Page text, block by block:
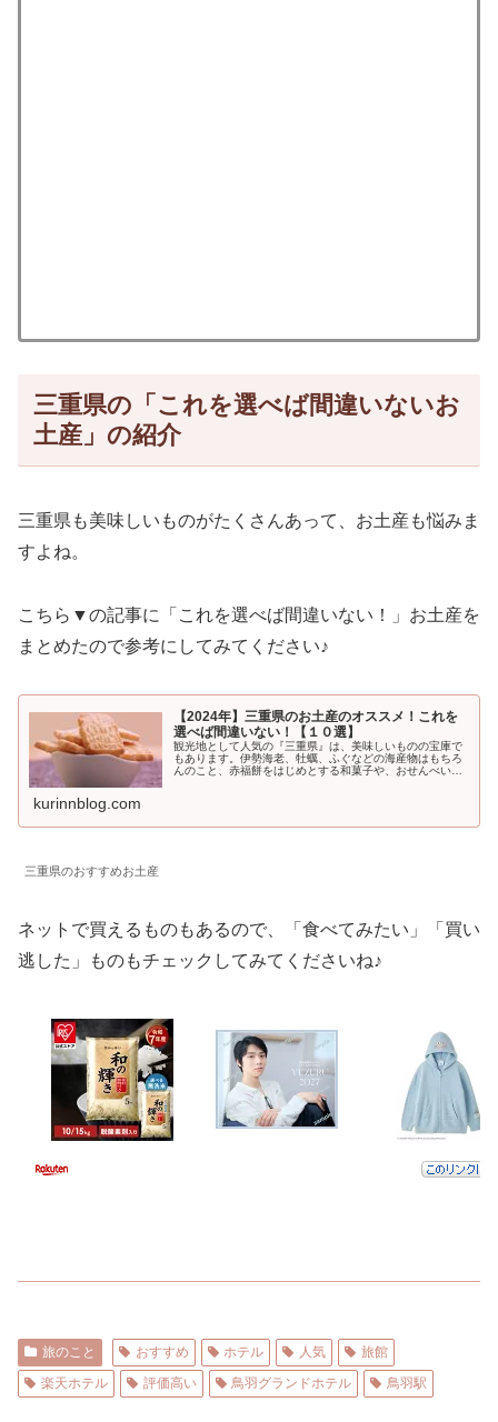
三重県の「これを選べば間違いないお
土産」の紹介
三重県も美味しいものがたくさんあって、お土産も悩みま
すよね。
こちら▼の記事に「これを選べば間違いない！」お土産を
まとめたので参考にしてみてください♪
【2024年】三重県のお土産のオススメ！これを
選べば間違いない！【１０選】
観光地として人気の『三重県』は、美味しいものの宝庫で
もあります。伊勢海老、牡蠣、ふぐなどの海産物はもちろ
んのこと、赤福餅をはじめとする和菓子や、おせんべい、
kurinnblog.com
三重県のおすすめお土産
ネットで買えるものもあるので、「食べてみたい」「買い
逃した」ものもチェックしてみてくださいね♪
旅のこと おすすめ ホテル 人気
旅館
楽天ホテル
評価高い 鳥羽グランドホテル 鳥羽駅